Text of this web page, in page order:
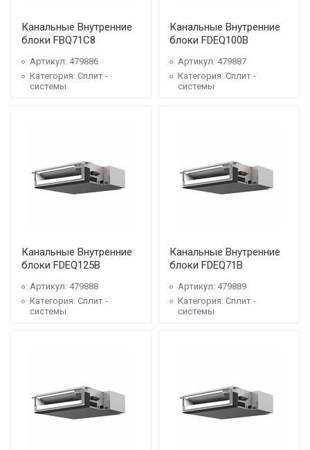
Канальные Внутренние
блоки FBQ71C8
Артикул: 479886
Категория: Сплит -
системы
Канальные Внутренние
блоки FDEQ100B
Артикул: 479887
Категория: Сплит -
системы
Канальные Внутренние
блоки FDEQ125B
Артикул: 479888
Категория: Сплит -
системы
Канальные Внутренние
блоки FDEQ71B
Артикул: 479889
Категория: Сплит -
системы